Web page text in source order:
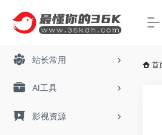
站长常用
AI工具
影视资源
首